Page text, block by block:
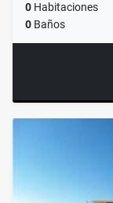
0 Habitaciones
0 Baños